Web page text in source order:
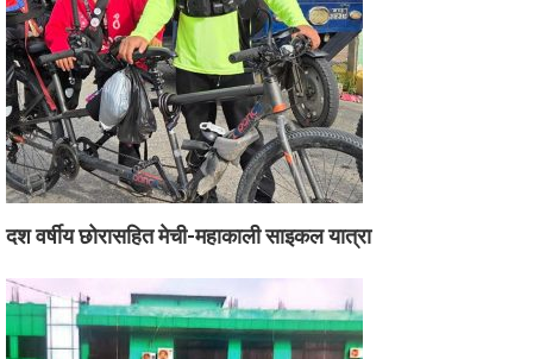
दश वर्षीय छोरासहित मेची-महाकाली साइकल यात्रा